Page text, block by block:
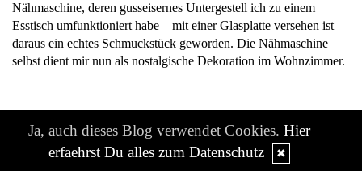
Nähmaschine, deren gusseisernes Untergestell ich zu einem
Esstisch umfunktioniert habe – mit einer Glasplatte versehen ist
daraus ein echtes Schmuckstück geworden. Die Nähmaschine
selbst dient mir nun als nostalgische Dekoration im Wohnzimmer.
Ja, auch dieses Blog verwendet Cookies. Hier
erfaehrst Du alles zum Datenschutz
✖